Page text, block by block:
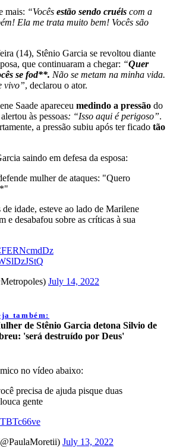
mais: “Vocês estão sendo cruéis com a
Ela me trata muito bem! Vocês são
(14), Stênio Garcia se revoltou diante
que continuaram a chegar: “Quer
se fod**. Não se metam na minha vida.
vivo”, declarou o ator.
Saade apareceu medindo a pressão do
às pessoas: “Isso aqui é perigoso”.
a pressão subiu após ter ficado tão
saindo em defesa da esposa:
mulher de ataques: "Quero
idade, esteve ao lado de Marilene
e desabafou sobre as críticas à sua
July 14, 2022
também:
de Stênio Garcia detona Silvio de
'será destruído por Deus'
no vídeo abaixo:
precisa de ajuda pisque duas
gente
July 13, 2022